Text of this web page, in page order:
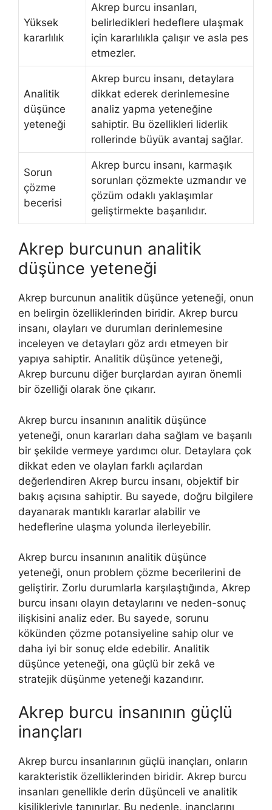
Yüksek
kararlılık
Akrep burcu insanları,
belirledikleri hedeflere ulaşmak
için kararlılıkla çalışır ve asla pes
etmezler.
Analitik
düşünce
yeteneği
Akrep burcu insanı, detaylara
dikkat ederek derinlemesine
analiz yapma yeteneğine
sahiptir. Bu özellikleri liderlik
rollerinde büyük avantaj sağlar.
Sorun
çözme
becerisi
Akrep burcu insanı, karmaşık
sorunları çözmekte uzmandır ve
çözüm odaklı yaklaşımlar
geliştirmekte başarılıdır.
Akrep burcunun analitik
düşünce yeteneği
Akrep burcunun analitik düşünce yeteneği, onun
en belirgin özelliklerinden biridir. Akrep burcu
insanı, olayları ve durumları derinlemesine
inceleyen ve detayları göz ardı etmeyen bir
yapıya sahiptir. Analitik düşünce yeteneği,
Akrep burcunu diğer burçlardan ayıran önemli
bir özelliği olarak öne çıkarır.
Akrep burcu insanının analitik düşünce
yeteneği, onun kararları daha sağlam ve başarılı
bir şekilde vermeye yardımcı olur. Detaylara çok
dikkat eden ve olayları farklı açılardan
değerlendiren Akrep burcu insanı, objektif bir
bakış açısına sahiptir. Bu sayede, doğru bilgilere
dayanarak mantıklı kararlar alabilir ve
hedeflerine ulaşma yolunda ilerleyebilir.
Akrep burcu insanının analitik düşünce
yeteneği, onun problem çözme becerilerini de
geliştirir. Zorlu durumlarla karşılaştığında, Akrep
burcu insanı olayın detaylarını ve neden-sonuç
ilişkisini analiz eder. Bu sayede, sorunu
kökünden çözme potansiyeline sahip olur ve
daha iyi bir sonuç elde edebilir. Analitik
düşünce yeteneği, ona güçlü bir zekâ ve
stratejik düşünme yeteneği kazandırır.
Akrep burcu insanının güçlü
inançları
Akrep burcu insanlarının güçlü inançları, onların
karakteristik özelliklerinden biridir. Akrep burcu
insanları genellikle derin düşünceli ve analitik
kişilikleriyle tanınırlar. Bu nedenle, inançlarını